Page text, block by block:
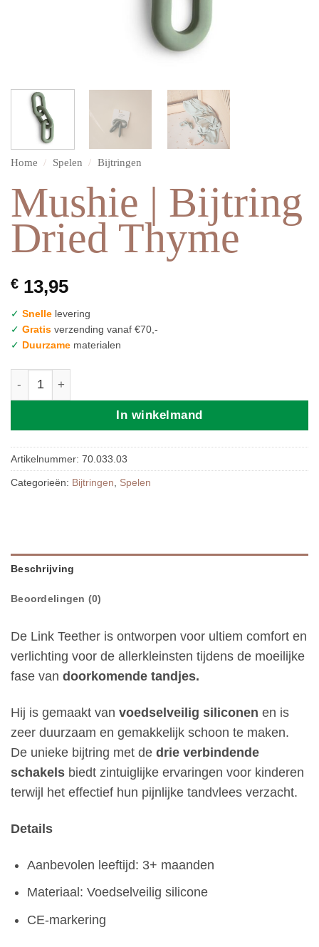
Home / Spelen / Bijtringen
Mushie | Bijtring
Dried Thyme
€ 13,95
✓ Snelle levering
✓ Gratis verzending vanaf €70,-
✓ Duurzame materialen
Mushie | Bijtring Dried Thyme aantal
In winkelmand
Artikelnummer: 70.033.03
Categorieën: Bijtringen, Spelen
Beschrijving
Beoordelingen (0)
De Link Teether is ontworpen voor ultiem comfort en
verlichting voor de allerkleinsten tijdens de moeilijke
fase van doorkomende tandjes.
Hij is gemaakt van voedselveilig siliconen en is
zeer duurzaam en gemakkelijk schoon te maken.
De unieke bijtring met de drie verbindende
schakels biedt zintuiglijke ervaringen voor kinderen
terwijl het effectief hun pijnlijke tandvlees verzacht.
Details
Aanbevolen leeftijd: 3+ maanden
Materiaal: Voedselveilig silicone
CE-markering